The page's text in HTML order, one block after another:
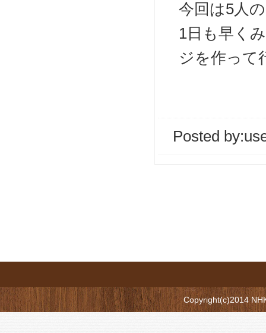
今回は5人
1日も早く
ジを作って
Posted by:
Copyright(c)2014